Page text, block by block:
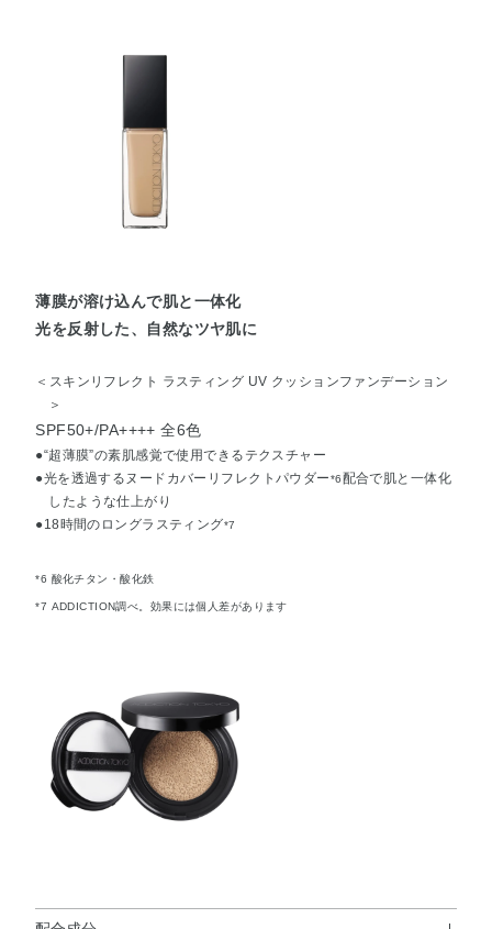
薄膜が溶け込んで肌と一体化
光を反射した、自然なツヤ肌に
＜スキンリフレクト ラスティング UV クッションファンデーション
＞
SPF50+/PA++++ 全6色
●“超薄膜”の素肌感覚で使用できるテクスチャー
●光を透過するヌードカバーリフレクトパウダー*6配合で肌と一体化
したような仕上がり
●18時間のロングラスティング*7
*6 酸化チタン・酸化鉄
*7 ADDICTION調べ。効果には個人差があります